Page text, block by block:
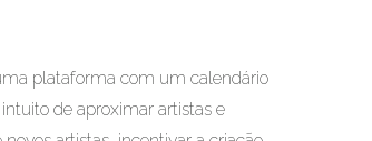
plataforma com um calendário
de aproximar artistas e